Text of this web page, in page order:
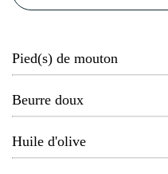
Pied(s) de mouton
Beurre doux
Huile d'olive